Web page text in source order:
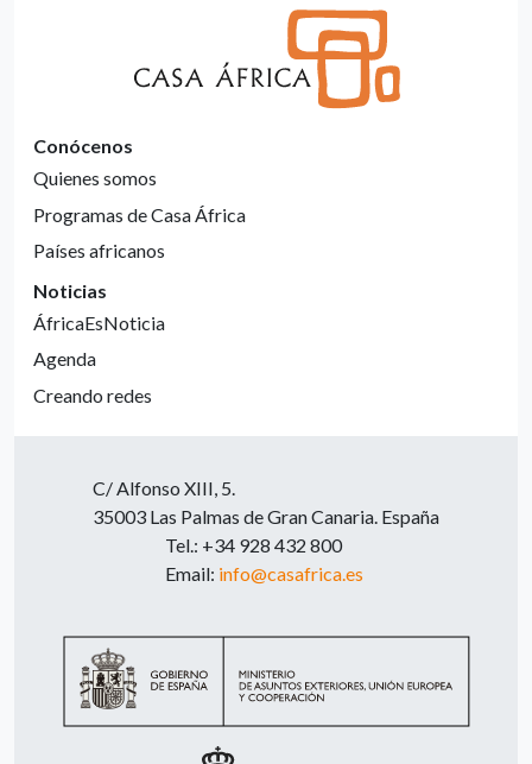
Conócenos
Quienes somos
Programas de Casa África
Países africanos
Noticias
ÁfricaEsNoticia
Agenda
Creando redes
C/ Alfonso XIII, 5.
35003 Las Palmas de Gran Canaria. España
Tel.: +34 928 432 800
Email: info@casafrica.es